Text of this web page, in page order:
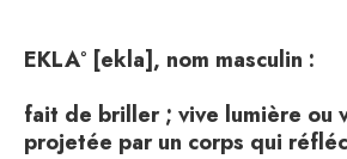
EKLA° [ekla], nom masculin :
fait de briller ; vive lumière ou
projetée par un corps qui